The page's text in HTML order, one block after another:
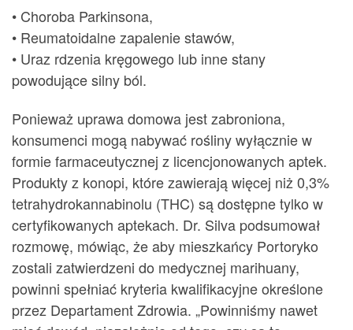
• Choroba Parkinsona,
• Reumatoidalne zapalenie stawów,
• Uraz rdzenia kręgowego lub inne stany
powodujące silny ból.
Ponieważ uprawa domowa jest zabroniona,
konsumenci mogą nabywać rośliny wyłącznie w
formie farmaceutycznej z licencjonowanych aptek.
Produkty z konopi, które zawierają więcej niż 0,3%
tetrahydrokannabinolu (THC) są dostępne tylko w
certyfikowanych aptekach. Dr. Silva podsumował
rozmowę, mówiąc, że aby mieszkańcy Portoryko
zostali zatwierdzeni do medycznej marihuany,
powinni spełniać kryteria kwalifikacyjne określone
przez Departament Zdrowia. „Powinniśmy nawet